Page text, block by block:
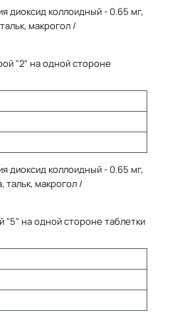
диоксид коллоидный - 0.65 мг,
макрогол /
"2" на одной стороне
диоксид коллоидный - 0.65 мг,
тальк, макрогол /
"5" на одной стороне таблетки